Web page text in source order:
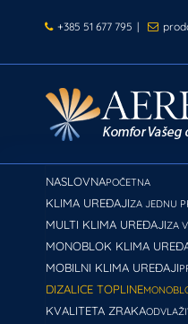
+385 51 677 795 |
NASLOVNAPOČETNA
KLIMA UREĐAJIZA JEDNU
MULTI KLIMA UREĐAJIZA
MONOBLOK KLIMA
MOBILNI KLIMA UREĐAJI
DIZALICE TOPLINE
KVALITETA ZRAKA